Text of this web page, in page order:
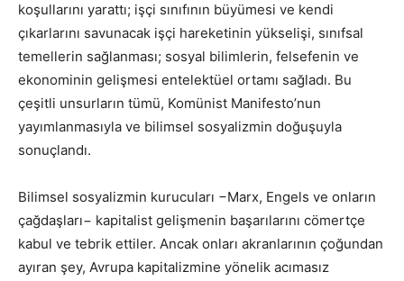
koşullarını yarattı; işçi sınıfının büyümesi ve kendi
çıkarlarını savunacak işçi hareketinin yükselişi, sınıfsal
temellerin sağlanması; sosyal bilimlerin, felsefenin ve
ekonominin gelişmesi entelektüel ortamı sağladı. Bu
çeşitli unsurların tümü, Komünist Manifesto’nun
yayımlanmasıyla ve bilimsel sosyalizmin doğuşuyla
sonuçlandı.
Bilimsel sosyalizmin kurucuları −Marx, Engels ve onların
çağdaşları− kapitalist gelişmenin başarılarını cömertçe
kabul ve tebrik ettiler. Ancak onları akranlarının çoğundan
ayıran şey, Avrupa kapitalizmine yönelik acımasız